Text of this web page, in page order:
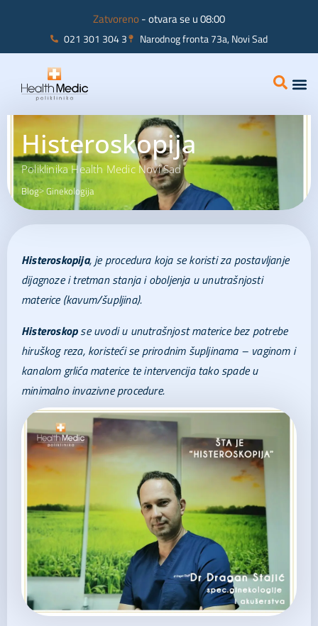
021 301 304 3 Narodnog fronta 73a, Novi Sad
Zatvoreno- otvara se u 08:00
Histeroskopija
Poliklinika Health Medic Novi Sad
Blog>Ginekologija
Histeroskopija, je procedura koja se koristi za postavljanje
dijagnoze i tretman stanja i oboljenja u unutrašnjosti
materice (kavum/šupljina).
Histeroskopse uvodi u unutrašnjost materice bez potrebe
hiruškog reza, koristeći se prirodnim šupljinama – vaginom i
kanalom grlića materice te intervencija tako spade u
minimalno invazivne procedure.